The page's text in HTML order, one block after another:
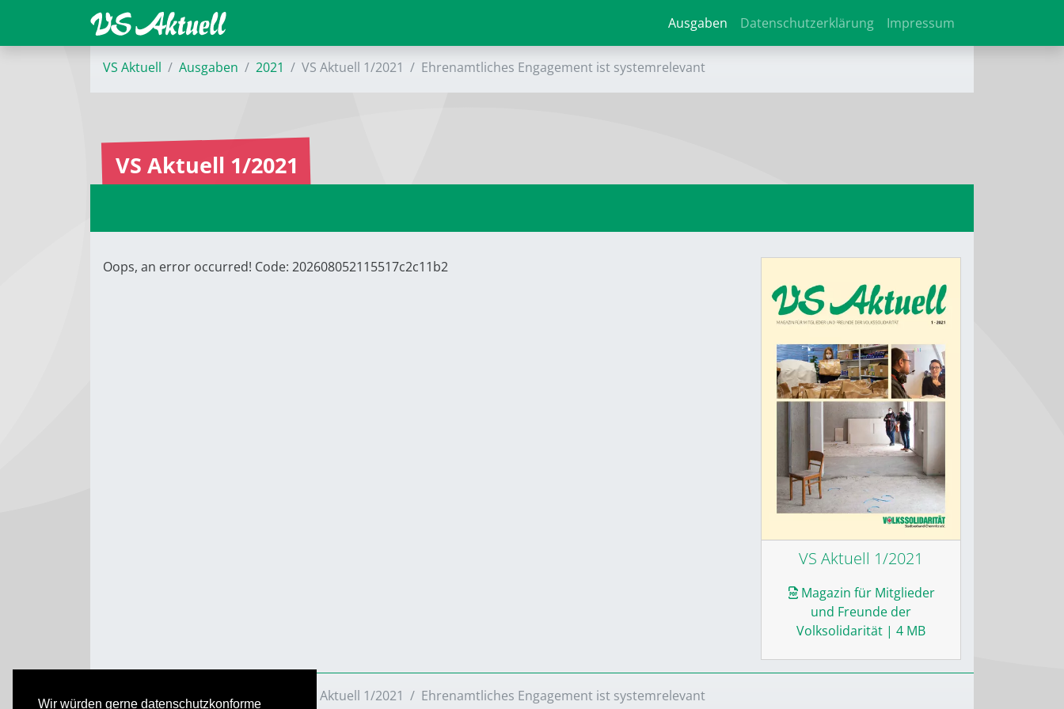
Wir würden gerne datenschutzkonforme
Ausgaben Datenschutzerklärung Impressum
VS Aktuell Ausgaben 2021 VS Aktuell 1/2021 Ehrenamtliches Engagement ist systemrelevant
VS Aktuell 1/2021
VS Aktuell 1/2021
Magazin für Mitglieder
und Freunde der
Volksolidarität | 4 MB
Oops, an error occurred! Code: 202608052115517c2c11b2
VS Aktuell Ausgaben VS Aktuell 1/2021 Ehrenamtliches Engagement ist systemrelevant